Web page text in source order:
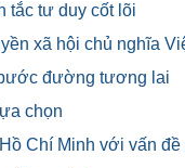
tắc tư duy cốt lõi
xã hội chủ nghĩa
đường tương lai
chọn
Chí Minh với vấn